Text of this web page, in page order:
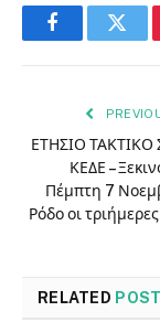
Facebook
ΕΤΗΣΙΟ ΤΑΚΤΙΚΟ
ΚΕΔΕ –
Πέμπτη 7
Ρόδο οι
RELATED